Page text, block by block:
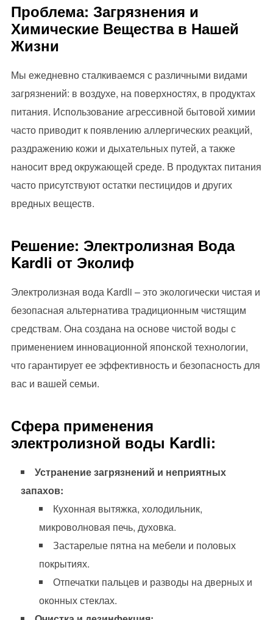
Проблема: Загрязнения и
Химические Вещества в Нашей
Жизни
Мы ежедневно сталкиваемся с различными видами
загрязнений: в воздухе, на поверхностях, в продуктах
питания. Использование агрессивной бытовой химии
часто приводит к появлению аллергических реакций,
раздражению кожи и дыхательных путей, а также
наносит вред окружающей среде. В продуктах питания
часто присутствуют остатки пестицидов и других
вредных веществ.
Решение: Электролизная Вода
Kardli от Эколиф
Электролизная вода Kardli – это экологически чистая и
безопасная альтернатива традиционным чистящим
средствам. Она создана на основе чистой воды с
применением инновационной японской технологии,
что гарантирует ее эффективность и безопасность для
вас и вашей семьи.
Сфера применения
электролизной воды Kardli:
Устранение загрязнений и неприятных
запахов:
Кухонная вытяжка, холодильник,
микроволновая печь, духовка.
Застарелые пятна на мебели и половых
покрытиях.
Отпечатки пальцев и разводы на дверных и
оконных стеклах.